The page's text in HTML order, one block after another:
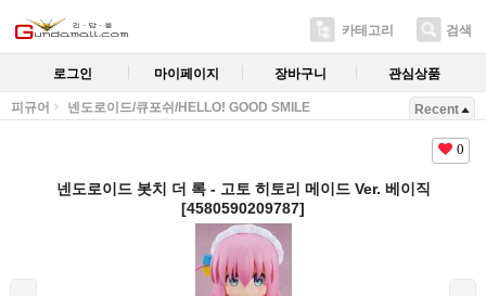
카테고리 검색
로그인 마이페이지 장바구니 관심상품
피규어 넨도로이드/큐포쉬/HELLO! GOOD SMILE Recent
0
넨도로이드 봇치 더 록 - 고토 히토리 메이드 Ver. 베이직
[4580590209787]